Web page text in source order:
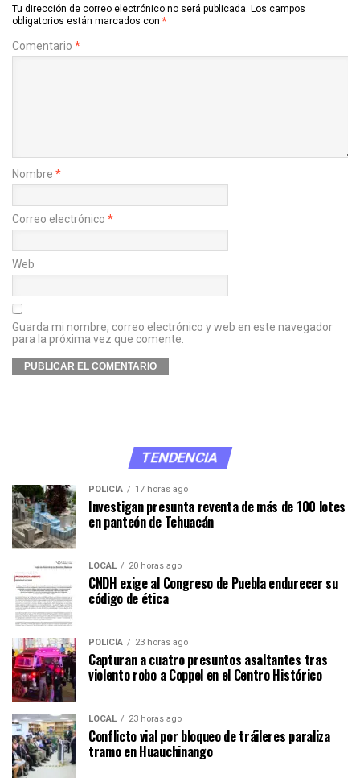
Tu dirección de correo electrónico no será publicada. Los campos
obligatorios están marcados con *
Comentario *
Nombre *
Correo electrónico *
Web
Guarda mi nombre, correo electrónico y web en este navegador
para la próxima vez que comente.
TENDENCIA
POLICÍA 17 horas ago
Investigan presunta reventa de más de 100 lotes
en panteón de Tehuacán
LOCAL 20 horas ago
CNDH exige al Congreso de Puebla endurecer su
código de ética
POLICÍA 23 horas ago
Capturan a cuatro presuntos asaltantes tras
violento robo a Coppel en el Centro Histórico
LOCAL 23 horas ago
Conflicto vial por bloqueo de tráileres paraliza
tramo en Huauchinango